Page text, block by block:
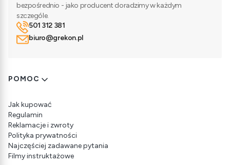
bezpośrednio - jako producent doradzimy w każdym
szczególe.
501 312 381
biuro@grekon.pl
Linki w stopce
POMOC
Jak kupować
Regulamin
Reklamacje i zwroty
Polityka prywatności
Najczęściej zadawane pytania
Filmy instruktażowe